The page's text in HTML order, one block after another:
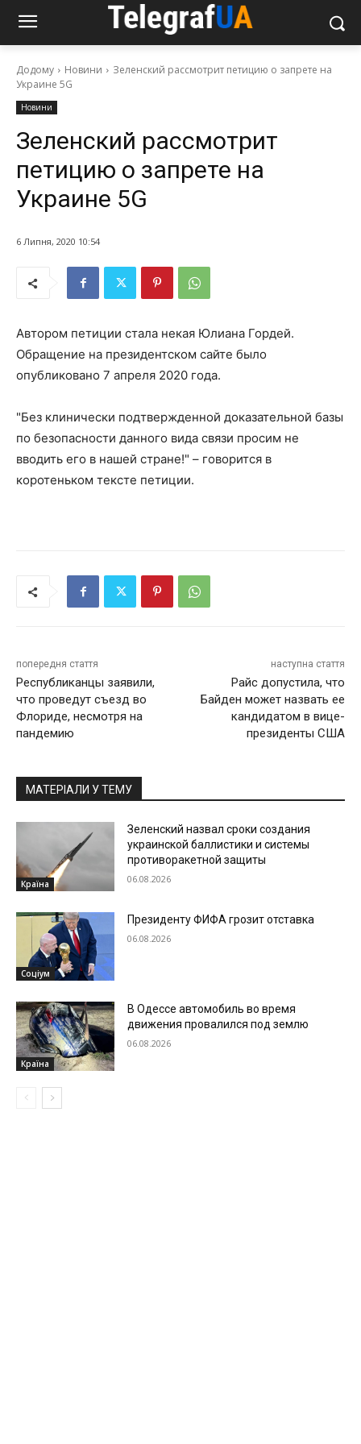
Додому Новини
Зеленский рассмотрит петицию о запрете на
Украине 5G
Новини
Зеленский рассмотрит
петицию о запрете на
Украине 5G
6 Липня, 2020 10:54
Автором петиции стала некая Юлиана Гордей.
Обращение на президентском сайте было
опубликовано 7 апреля 2020 года.
"Без клинически подтвержденной доказательной базы
по безопасности данного вида связи просим не
вводить его в нашей стране!" – говорится в
коротеньком тексте петиции.
попередня стаття
Республиканцы заявили,
что проведут съезд во
Флориде, несмотря на
пандемию
наступна стаття
Райс допустила, что
Байден может назвать ее
кандидатом в вице-
президенты США
МАТЕРІАЛИ У ТЕМУ
Країна
Зеленский назвал сроки создания
украинской баллистики и системы
противоракетной защиты
06.08.2026
Соціум
Президенту ФИФА грозит отставка
06.08.2026
Країна
В Одессе автомобиль во время
движения провалился под землю
06.08.2026